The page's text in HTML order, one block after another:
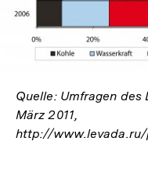
Quelle: Umfragen des
März 2011,
http://